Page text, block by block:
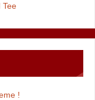
Tee
!